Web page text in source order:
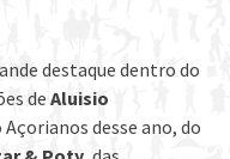
destaque dentro do
deAluisio
desse ano, do